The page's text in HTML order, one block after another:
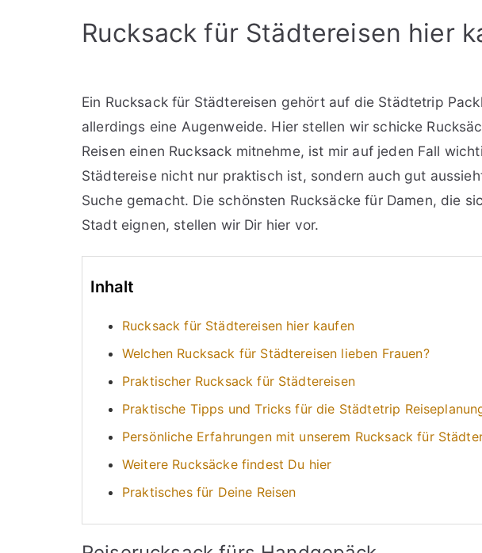
Rucksack für Städtereisen hier
Ein Rucksack für Städtereisen gehört auf die Städtetrip
allerdings eine Augenweide. Hier stellen wir schicke
Reisen einen Rucksack mitnehme, ist mir auf jeden Fall
Städtereise nicht nur praktisch ist, sondern auch gut
Suche gemacht. Die schönsten Rucksäcke für Damen, die
Stadt eignen, stellen wir Dir hier vor.
Inhalt
Rucksack für Städtereisen hier kaufen
Welchen Rucksack für Städtereisen lieben Frauen?
Praktischer Rucksack für Städtereisen
Praktische Tipps und Tricks für die Städtetrip
Persönliche Erfahrungen mit unserem Rucksack für
Weitere Rucksäcke findest Du hier
Praktisches für Deine Reisen